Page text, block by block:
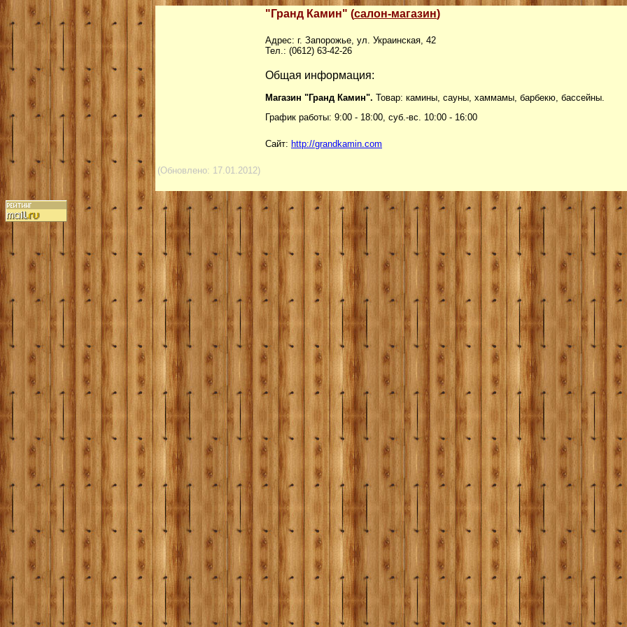
"Гранд Камин" (салон-магазин)
Адрес: г. Запорожье, ул. Украинская, 42
Тел.: (0612) 63-42-26
Общая информация:
Магазин "Гранд Камин". Товар: камины, сауны, хаммамы, барбекю, бассейны.
График работы: 9:00 - 18:00, суб.-вс. 10:00 - 16:00
Сайт: http://grandkamin.com
(Обновлено: 17.01.2012)